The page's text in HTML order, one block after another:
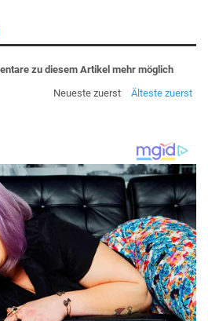
zu diesem Artikel mehr möglich
Neueste zuerst
Älteste zuerst